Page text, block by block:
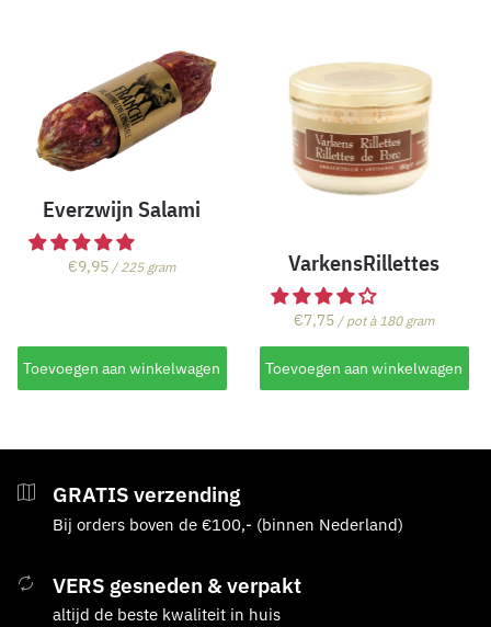
Everzwijn Salami
€9,95 / 225 gram
Toevoegen aan winkelwagen
VarkensRillettes
€7,75 / pot à 180 gram
Toevoegen aan winkelwagen
GRATIS verzending
Bij orders boven de €100,- (binnen Nederland)
VERS gesneden & verpakt
altijd de beste kwaliteit in huis